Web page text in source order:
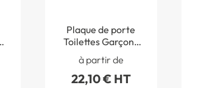
Plaque de porte
Toilettes Garçons
Text´icone® - H 60 x
L 160 mm
à partir de
22,10 € HT